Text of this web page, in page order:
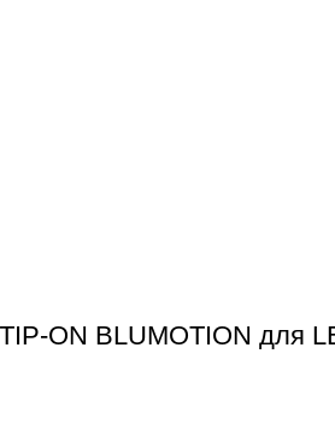
ON BLUMOTION для